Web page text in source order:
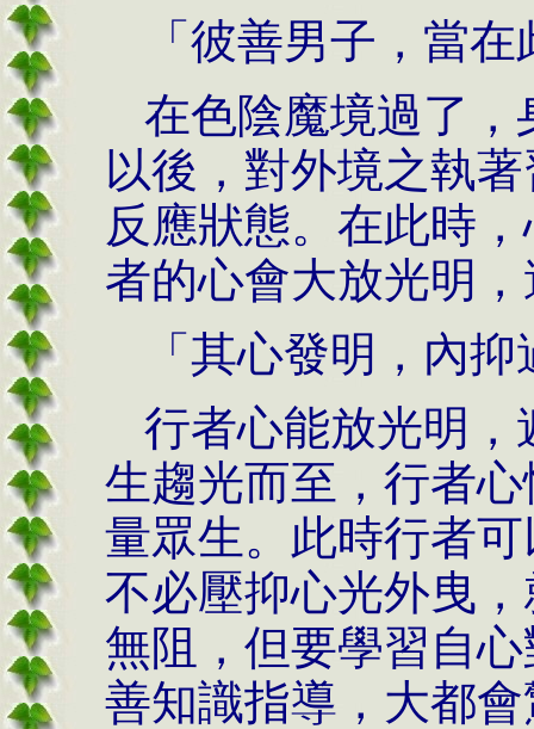
「彼善男子，當
在色陰魔境過了
以後，對外境之執
反應狀態。在此時
者的心會大放光明
「其心發明，內
行者心能放光明
生趨光而至，行者
量眾生。此時行者
不必壓抑心光外曳
無阻，但要學習自
善知識指導，大都